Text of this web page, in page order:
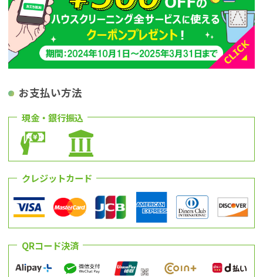
お支払い方法
現金・銀行振込
クレジットカード
QRコード決済